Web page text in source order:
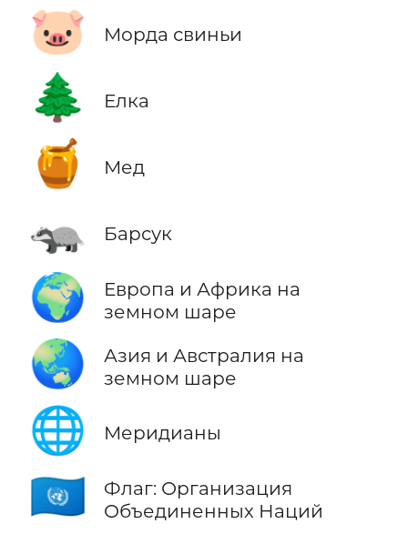
🐷 Морда свиньи
🌲 Елка
🍯 Мед
🦡 Барсук
🌍
Европа и Африка на
земном шаре
🌏
Азия и Австралия на
земном шаре
🌐 Меридианы
🇺🇳
Флаг: Организация
Объединенных Наций